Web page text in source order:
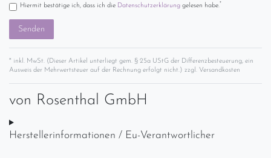
Hiermit bestätige ich, dass ich die Daten­schutz­erklärunggelesen habe.*
Senden
* inkl. MwSt. (Dieser Artikel unterliegt gem. § 25a UStG der Differenzbesteuerung, ein
Ausweis der Mehrwertsteuer auf der Rechnung erfolgt nicht.) zzgl. Versandkosten
von Rosenthal GmbH
Herstellerinformationen / Eu-Verantwortlicher